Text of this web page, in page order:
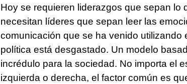
Hoy se requieren liderazgos que sepan lo
necesitan líderes que sepan leer las
comunicación que se ha venido utilizando
política está desgastado. Un modelo
incrédulo para la sociedad. No importa el
izquierda o derecha, el factor común es